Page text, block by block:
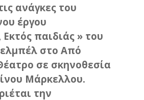
ανάγκες του
έργου
παιδιάς » του
στο Από
σε σκηνοθεσία
Μάρκελλου.
την